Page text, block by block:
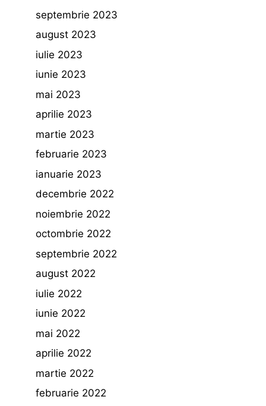
septembrie 2023
august 2023
iulie 2023
iunie 2023
mai 2023
aprilie 2023
martie 2023
februarie 2023
ianuarie 2023
decembrie 2022
noiembrie 2022
octombrie 2022
septembrie 2022
august 2022
iulie 2022
iunie 2022
mai 2022
aprilie 2022
martie 2022
februarie 2022